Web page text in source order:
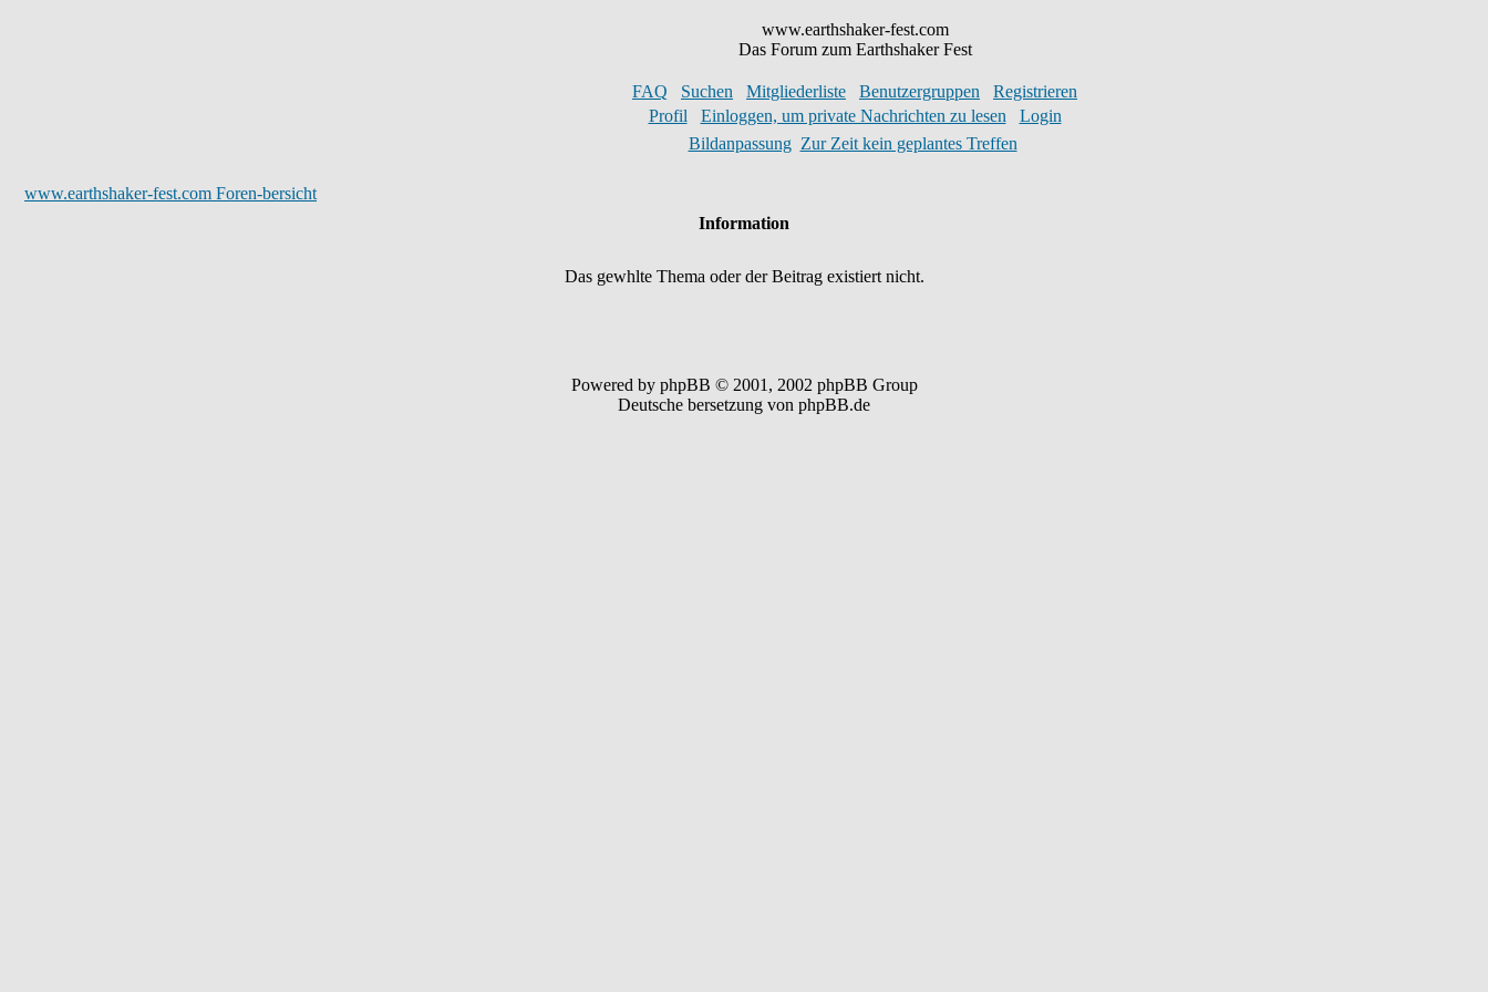
www.earthshaker-fest.com
Das Forum zum Earthshaker Fest
FAQ Suchen Mitgliederliste Benutzergruppen
Registrieren
Profil
Einloggen, um private Nachrichten zu lesen
Login
Bildanpassung Zur Zeit kein geplantes Treffen
www.earthshaker-fest.com Foren-bersicht
Information
Das gewhlte Thema oder der Beitrag existiert nicht.
Powered by phpBB © 2001, 2002 phpBB Group
Deutsche bersetzung von phpBB.de